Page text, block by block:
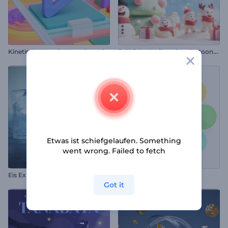
Kinetische Kugeln Logo-Reveal F
röhliche Weihnachts-Cartoon-Einleitung
Eis Explosion Logo
Etwas ist schiefgelaufen. Something
went wrong. Failed to fetch
Got it